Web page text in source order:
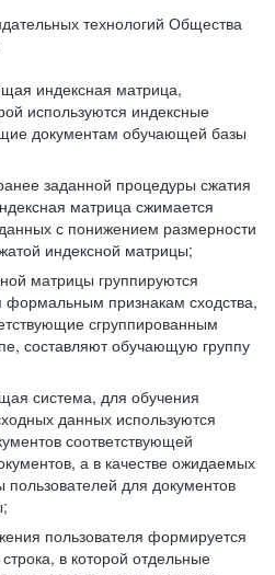
технологий Общества
индексная матрица,
используются индексные
документам обучающей базы
заданной процедуры сжатия
матрица сжимается
с понижением размерности
индексной матрицы;
матрицы группируются
признакам сходства,
сгруппированным
составляют обучающую группу
система, для обучения
данных используются
соответствующей
а в качестве ожидаемых
пользователей для документов
пользователя формируется
в которой отдельные